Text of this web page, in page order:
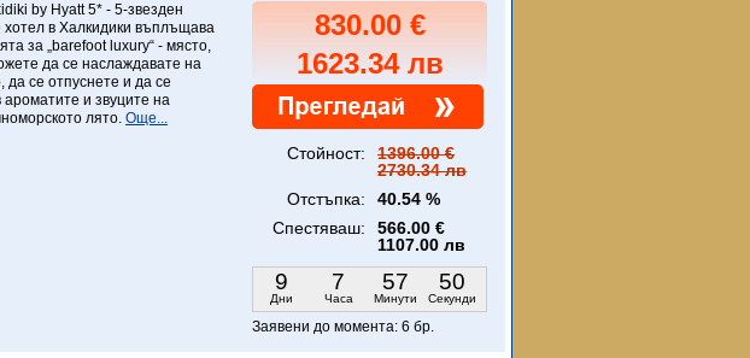
by Hyatt 5* - 5-звезден
хотел в Халкидики въплъщава
за „barefoot luxury“ - място,
да се наслаждавате на
да се отпуснете и да се
ароматите и звуците на
лято. Още...
830.00 €
1623.34 лв
Стойност:
1396.00 €
2730.34 лв
Отстъпка:
40.54 %
Спестяваш:
566.00 €
1107.00 лв
9
Дни
7
Часа
57
Минути
49
Секунди
Заявени до момента: 6 бр.